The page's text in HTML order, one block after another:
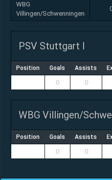
WBG
Villingen/Schwenningen
PSV Stuttgart I
Position Goals Assists
0 0
WBG Villingen/
Position Goals Assists
0 0